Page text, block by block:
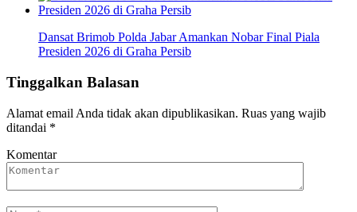
Dansat Brimob Polda Jabar Amankan Nobar Final Piala
Presiden 2026 di Graha Persib
Tinggalkan Balasan
Alamat email Anda tidak akan dipublikasikan. Ruas yang wajib
ditandai *
Komentar